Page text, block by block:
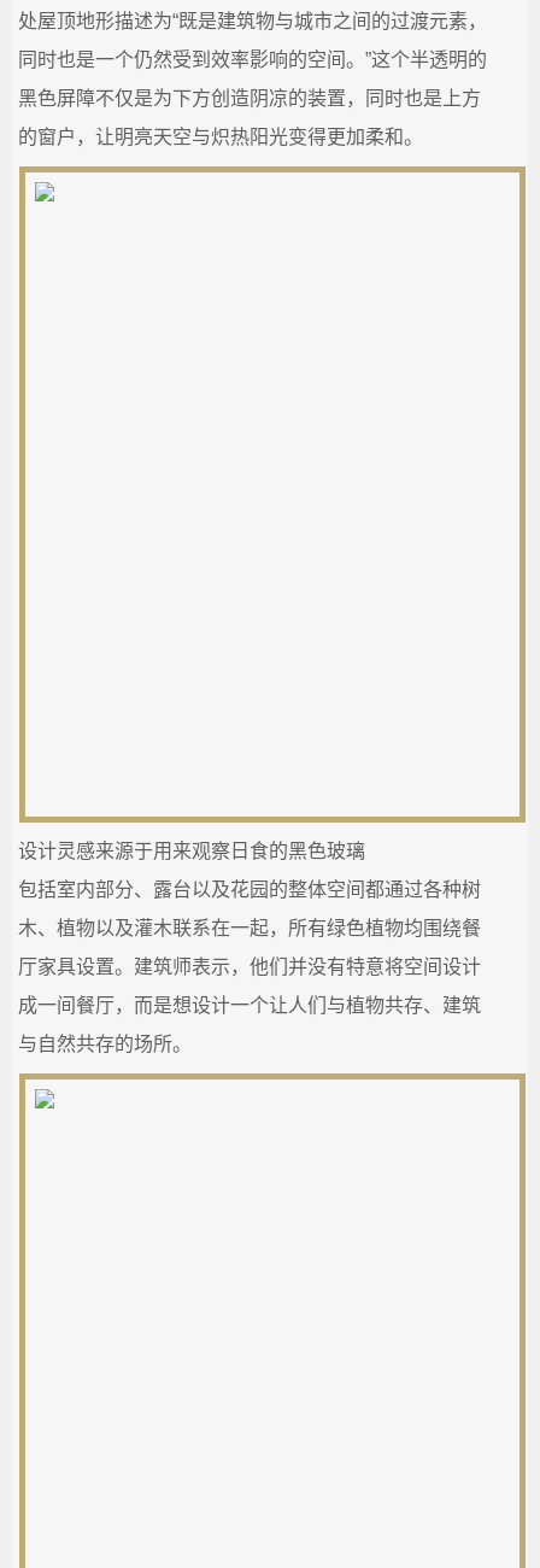
处屋顶地形描述为“既是建筑物与城市之间的过渡元素，
同时也是一个仍然受到效率影响的空间。”这个半透明的
黑色屏障不仅是为下方创造阴凉的装置，同时也是上方
的窗户，让明亮天空与炽热阳光变得更加柔和。
设计灵感来源于用来观察日食的黑色玻璃
包括室内部分、露台以及花园的整体空间都通过各种树
木、植物以及灌木联系在一起，所有绿色植物均围绕餐
厅家具设置。建筑师表示，他们并没有特意将空间设计
成一间餐厅，而是想设计一个让人们与植物共存、建筑
与自然共存的场所。